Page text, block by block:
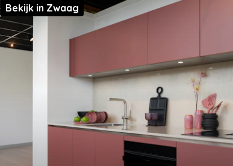
Bekijk in Zwaag